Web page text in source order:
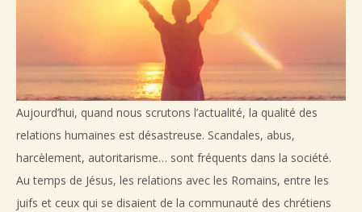
Aujourd’hui, quand nous scrutons l’actualité, la qualité des
relations humaines est désastreuse. Scandales, abus,
harcèlement, autoritarisme… sont fréquents dans la société.
Au temps de Jésus, les relations avec les Romains, entre les
juifs et ceux qui se disaient de la communauté des chrétiens